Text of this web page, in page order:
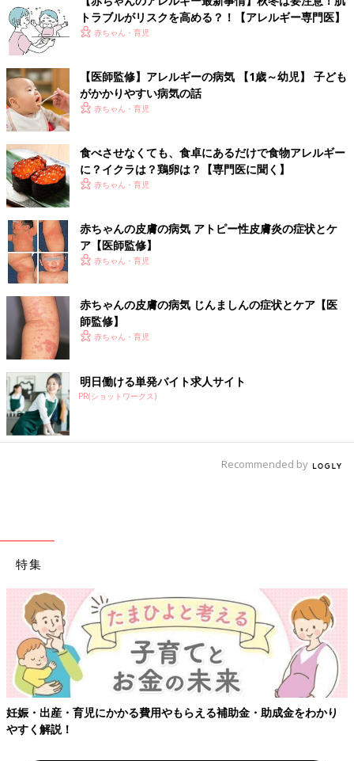
トラブルがリスクを高める？！【アレルギー専門医】
赤ちゃん・育児
【医師監修】アレルギーの病気 【1歳～幼児】 子ども
がかかりやすい病気の話
赤ちゃん・育児
食べさせなくても、食卓にあるだけで食物アレルギー
に？イクラは？鶏卵は？【専門医に聞く】
赤ちゃん・育児
赤ちゃんの皮膚の病気 アトピー性皮膚炎の症状とケ
ア【医師監修】
赤ちゃん・育児
赤ちゃんの皮膚の病気 じんましんの症状とケア【医
師監修】
赤ちゃん・育児
明日働ける単発バイト求人サイト
PR(ショットワークス)
Recommended by
特集
妊娠・出産・育児にかかる費用やもらえる補助金・助成金をわかり
やすく解説！